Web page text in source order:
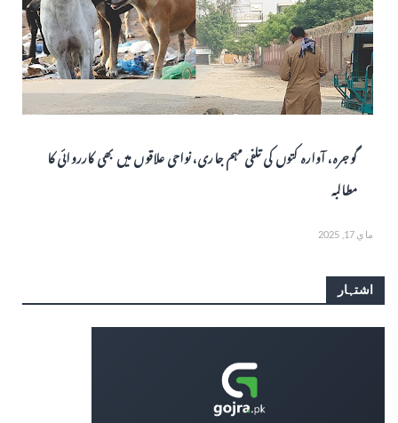
گوجرہ، آوارہ کتوں کی تلفی مہم جاری، نواحی علاقوں میں بھی کارروائی کا
مطالبہ
ماي 17, 2025
اشتہار